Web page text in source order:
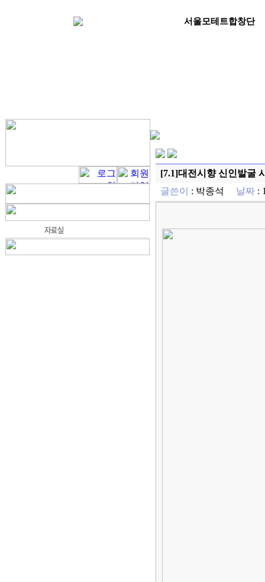
서울모테트합창단
[7.1]대전시향 신인발굴
글쓴이
: 박종석 날짜 :